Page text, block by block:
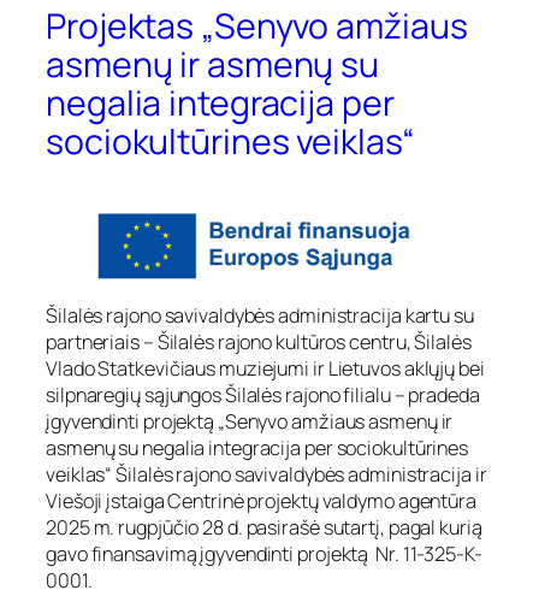
Projektas „Senyvo amžiaus
asmenų ir asmenų su
negalia integracija per
sociokultūrines veiklas“
Šilalės rajono savivaldybės administracija kartu su
partneriais – Šilalės rajono kultūros centru, Šilalės
Vlado Statkevičiaus muziejumi ir Lietuvos aklųjų bei
silpnaregių sąjungos Šilalės rajono filialu – pradeda
įgyvendinti projektą „Senyvo amžiaus asmenų ir
asmenų su negalia integracija per sociokultūrines
veiklas“ Šilalės rajono savivaldybės administracija ir
Viešoji įstaiga Centrinė projektų valdymo agentūra
2025 m. rugpjūčio 28 d. pasirašė sutartį, pagal kurią
gavo finansavimą įgyvendinti projektą Nr. 11-325-K-
0001.